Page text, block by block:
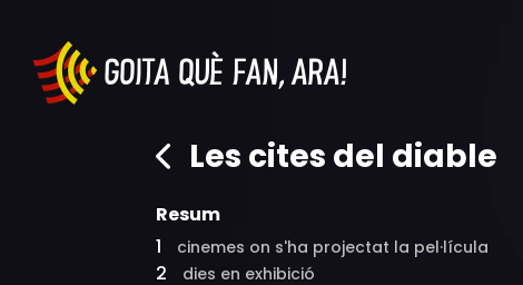
Les cites del diable
Resum
1
cinemes on s'ha projectat la pel·lícula
2 dies en exhibició